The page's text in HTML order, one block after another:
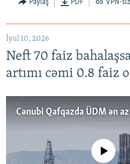
Paylaş PDF VPN-
İyul 10, 2026
Neft 70 faiz
artımı cəmi 0.8 faiz
No media source